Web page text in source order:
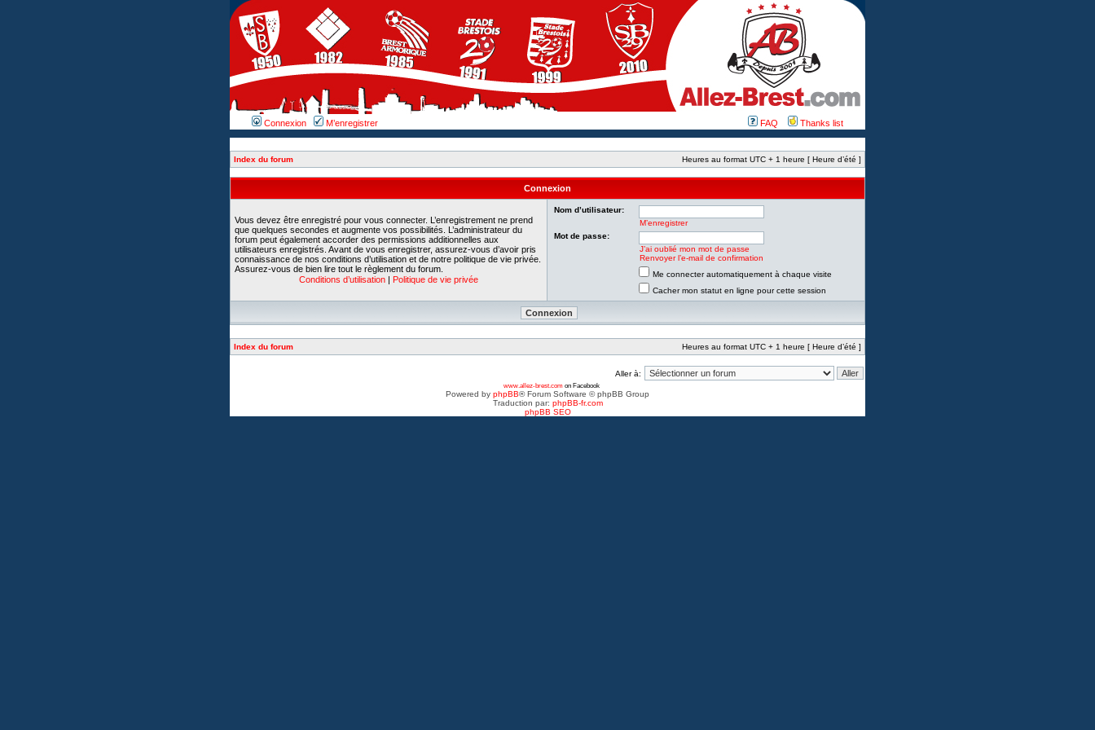
Connexion M’enregistrer FAQ Thanks list
Index du forum Heures au format UTC + 1 heure [ Heure d’été ]
Connexion
Vous devez être enregistré pour vous connecter. L’enregistrement ne prend
que quelques secondes et augmente vos possibilités. L’administrateur du
forum peut également accorder des permissions additionnelles aux
utilisateurs enregistrés. Avant de vous enregistrer, assurez-vous d’avoir pris
connaissance de nos conditions d’utilisation et de notre politique de vie privée.
Assurez-vous de bien lire tout le règlement du forum.
Conditions d’utilisation | Politique de vie privée
Nom d’utilisateur:
M’enregistrer
Mot de passe:
J’ai oublié mon mot de passe
Renvoyer l’e-mail de confirmation
Me connecter automatiquement à chaque visite
Cacher mon statut en ligne pour cette session
Index du forum Heures au format UTC + 1 heure [ Heure d’été ]
Aller à:
www.allez-brest.com on Facebook
Powered by phpBB® Forum Software © phpBB Group
Traduction par: phpBB-fr.com
phpBB SEO